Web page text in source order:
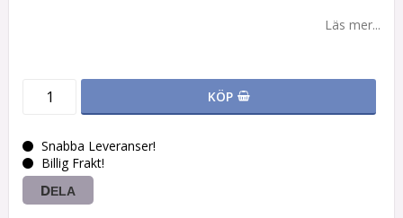
Läs mer...
KÖP
Snabba Leveranser!
Billig Frakt!
DELA